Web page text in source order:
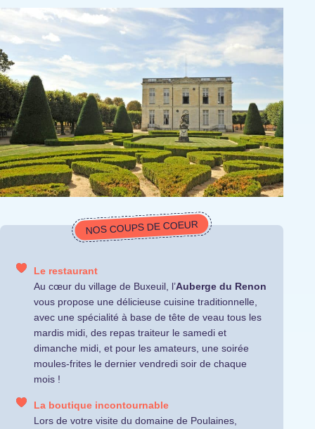
NOS COUPS DE COEUR
Le restaurant
Au cœur du village de Buxeuil, l’Auberge du Renon
vous propose une délicieuse cuisine traditionnelle,
avec une spécialité à base de tête de veau tous les
mardis midi, des repas traiteur le samedi et
dimanche midi, et pour les amateurs, une soirée
moules-frites le dernier vendredi soir de chaque
mois !
La boutique incontournable
Lors de votre visite du domaine de Poulaines,